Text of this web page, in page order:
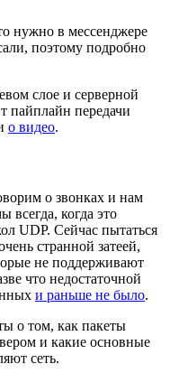
нужно в мессенджере
поэтому подробно
слое и серверной
пайплайн передачи
о видео.
о звонках и нам
когда это
UDP. Сейчас пытаться
странной затеей,
не поддерживают
что недостаточной
и раньше не было.
о том, как пакеты
и какие основные
сеть.